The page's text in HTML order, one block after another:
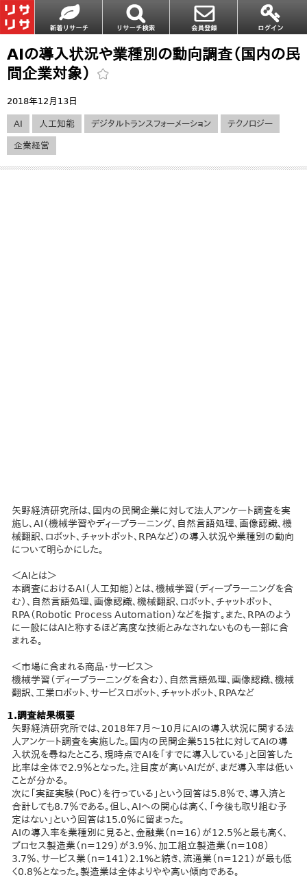
AIの導入状況や業種別の動向調査（国内の民
間企業対象）
2018年12月13日
AI 人工知能 デジタルトランスフォーメーション テクノロジー
企業経営
矢野経済研究所は、国内の民間企業に対して法人アンケート調査を実
施し、AI（機械学習やディープラーニング、自然言語処理、画像認識、機
械翻訳、ロボット、チャットボット、RPAなど）の導入状況や業種別の動向
について明らかにした。
＜AIとは＞
本調査におけるAI（人工知能）とは、機械学習（ディープラーニングを含
む）、自然言語処理、画像認識、機械翻訳、ロボット、チャットボット、
RPA（Robotic Process Automation）などを指す。また、RPAのよう
に一般にはAIと称するほど高度な技術とみなされないものも一部に含
まれる。
＜市場に含まれる商品・サービス＞
機械学習（ディープラーニングを含む）、自然言語処理、画像認識、機械
翻訳、工業ロボット、サービスロボット、チャットボット、RPAなど
1.調査結果概要
矢野経済研究所では、2018年7月～10月にAIの導入状況に関する法
人アンケート調査を実施した。国内の民間企業515社に対してAIの導
入状況を尋ねたところ、現時点でAIを「すでに導入している」と回答した
比率は全体で2.9％となった。注目度が高いAIだが、まだ導入率は低い
ことが分かる。
次に「実証実験（PoC）を行っている」という回答は5.8％で、導入済と
合計しても8.7％である。但し、AIへの関心は高く、「今後も取り組む予
定はない」という回答は15.0％に留まった。
AIの導入率を業種別に見ると、金融業（n=16）が12.5％と最も高く、
プロセス製造業（n=129）が3.9％、加工組立製造業（n=108）
3.7％、サービス業（n=141）2.1%と続き、流通業（n=121）が最も低
く0.8％となった。製造業は全体よりやや高い傾向である。